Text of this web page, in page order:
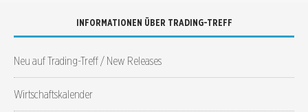
INFORMATIONEN ÜBER TRADING-TREFF
Neu auf Trading-Treff / New Releases
Wirtschaftskalender